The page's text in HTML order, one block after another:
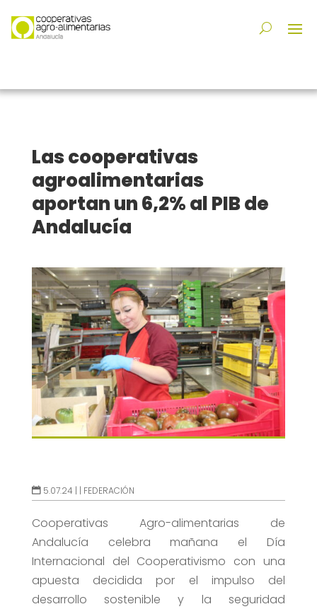
Las cooperativas
agroalimentarias
aportan un 6,2% al PIB de
Andalucía
5.07.24 | | FEDERACIÓN
Cooperativas Agro-alimentarias de
Andalucía celebra mañana el Día
Internacional del Cooperativismo con una
apuesta decidida por el impulso del
desarrollo sostenible y la seguridad